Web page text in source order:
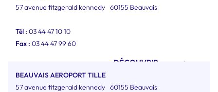
57 avenue fitzgerald kennedy 60155 Beauvais
Tél : 03 44 47 10 10
Fax : 03 44 47 99 60
DÉCOUVRIR
BEAUVAIS AEROPORT TILLE
57 avenue fitzgerald kennedy 60155 Beauvais